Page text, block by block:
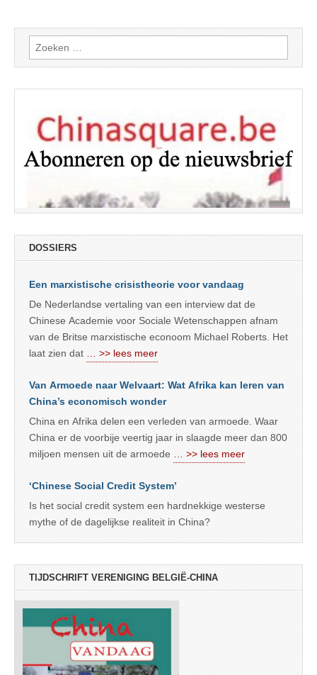
Zoeken
naar:
DOSSIERS
Een marxistische crisistheorie voor vandaag
De Nederlandse vertaling van een interview dat de
Chinese Academie voor Sociale Wetenschappen afnam
van de Britse marxistische econoom Michael Roberts. Het
laat zien dat … >> lees meer
Van Armoede naar Welvaart: Wat Afrika kan leren van
China’s economisch wonder
China en Afrika delen een verleden van armoede. Waar
China er de voorbije veertig jaar in slaagde meer dan 800
miljoen mensen uit de armoede … >> lees meer
‘Chinese Social Credit System’
Is het social credit system een hardnekkige westerse
mythe of de dagelijkse realiteit in China?
TIJDSCHRIFT VERENIGING BELGIË-CHINA